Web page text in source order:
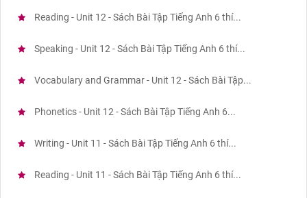
Reading - Unit 12 - Sách Bài Tập Tiếng Anh 6 thí...
Speaking - Unit 12 - Sách Bài Tập Tiếng Anh 6 thí...
Vocabulary and Grammar - Unit 12 - Sách Bài Tập...
Phonetics - Unit 12 - Sách Bài Tập Tiếng Anh 6...
Writing - Unit 11 - Sách Bài Tập Tiếng Anh 6 thí...
Reading - Unit 11 - Sách Bài Tập Tiếng Anh 6 thí...